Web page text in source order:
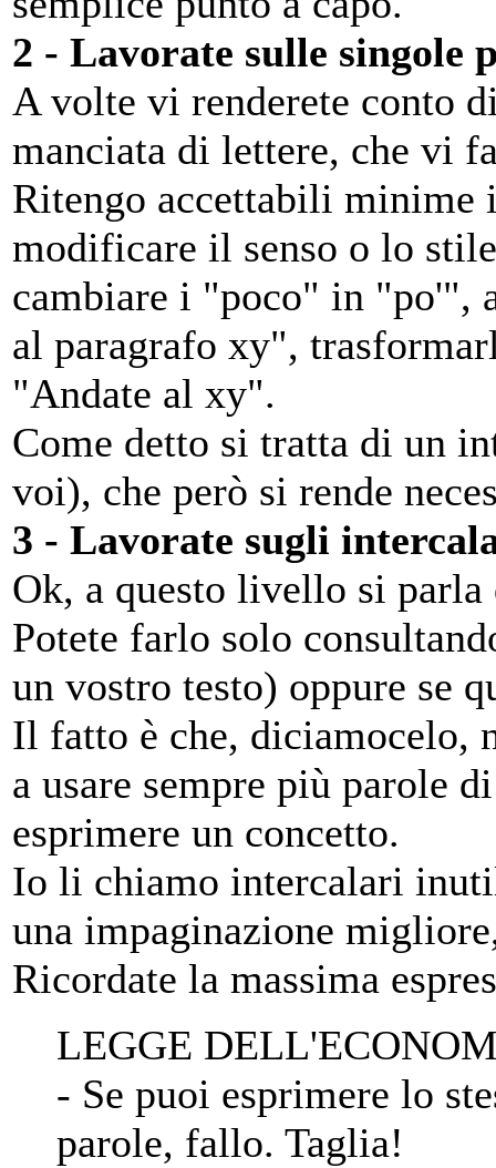
2 - Lavorate sulle singole
A volte vi renderete conto
manciata di lettere, che vi
Ritengo accettabili minime
modificare il senso o lo
cambiare i "poco" in "po'",
al paragrafo xy",
"Andate al xy".
Come detto si tratta di un
voi), che però si rende
3 - Lavorate sugli
Ok, a questo livello si
Potete farlo solo
un vostro testo) oppure se
Il fatto è che, diciamocelo,
a usare sempre più parole
esprimere un concetto.
Io li chiamo intercalari
una impaginazione
Ricordate la massima
LEGGE
- Se puoi esprimere lo
parole, fallo. Taglia!